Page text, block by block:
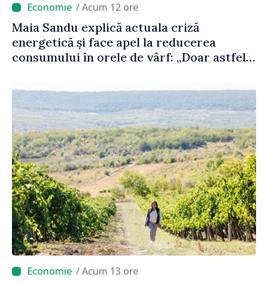
/ Acum 12 ore
Maia Sandu explică actuala criză
energetică și face apel la reducerea
consumului în orele de vârf: „Doar astfel
mic”
/ Acum 13 ore